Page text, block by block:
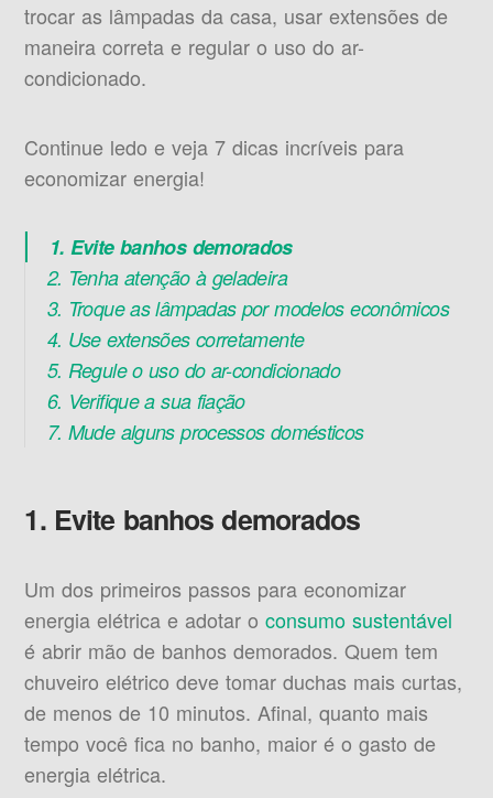
trocar as lâmpadas da casa, usar extensões de
maneira correta e regular o uso do ar-
condicionado.
Continue ledo e veja 7 dicas incríveis para
economizar energia!
1. Evite banhos demorados
2. Tenha atenção à geladeira
3. Troque as lâmpadas por modelos econômicos
4. Use extensões corretamente
5. Regule o uso do ar-condicionado
6. Verifique a sua fiação
7. Mude alguns processos domésticos
1. Evite banhos demorados
Um dos primeiros passos para economizar
energia elétrica e adotar oconsumo sustentável
é abrir mão de banhos demorados. Quem tem
chuveiro elétrico deve tomar duchas mais curtas,
de menos de 10 minutos. Afinal, quanto mais
tempo você fica no banho, maior é o gasto de
energia elétrica.